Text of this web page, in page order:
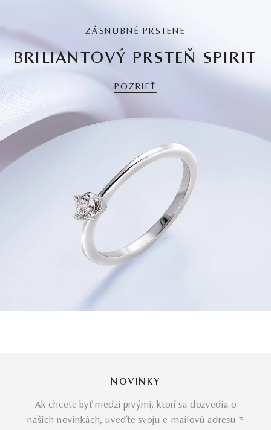
ZÁSNUBNÉ PRSTENE
BRILIANTOVÝ PRSTEŇ SPIRIT
POZRIEŤ
NOVINKY
Ak chcete byť medzi prvými, ktorí sa dozvedia o
našich novinkách, uveďte svoju e-mailovú adresu *